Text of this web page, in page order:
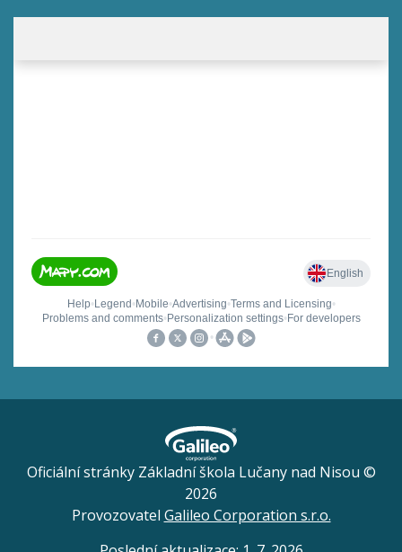
Oficiální stránky Základní škola Lučany nad Nisou ©
2026
Provozovatel Galileo Corporation s.r.o.